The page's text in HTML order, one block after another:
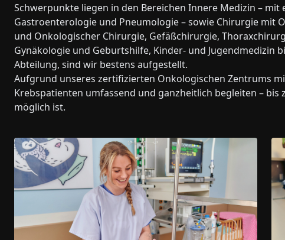
Schwerpunkte liegen in den Bereichen Innere Medizin –
Gastroenterologie und Pneumologie – sowie Chirurgie mit
und Onkologischer Chirurgie, Gefäßchirurgie,
Gynäkologie und Geburtshilfe, Kinder- und Jugendmedizin
Abteilung, sind wir bestens aufgestellt.
Aufgrund unseres zertifizierten Onkologischen Zentrums
Krebspatienten umfassend und ganzheitlich begleiten – bis
möglich ist.